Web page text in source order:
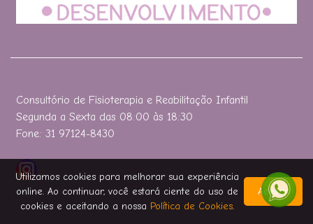
Consultório de Fisioterapia e Reabilitação Infantil
Segunda a Sexta das 08:00 às 18:30
Fone: 31 97124-8430
Utilizamos cookies para melhorar sua experiência
online. Ao continuar, você estará ciente do uso de
cookies e aceitando a nossa Política de Cookies.
Aceitar